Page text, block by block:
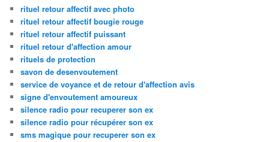
rituel retour affectif avec photo
rituel retour affectif bougie rouge
rituel retour affectif puissant
rituel retour d'affection amour
rituels de protection
savon de desenvoutement
service de voyance et de retour d'affection avis
signe d'envoutement amoureux
silence radio pour recuperer son ex
silence radio pour récupérer son ex
sms magique pour recuperer son ex